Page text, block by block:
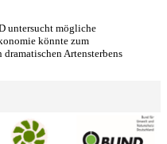
untersucht mögliche
könnte zum
Artensterbens